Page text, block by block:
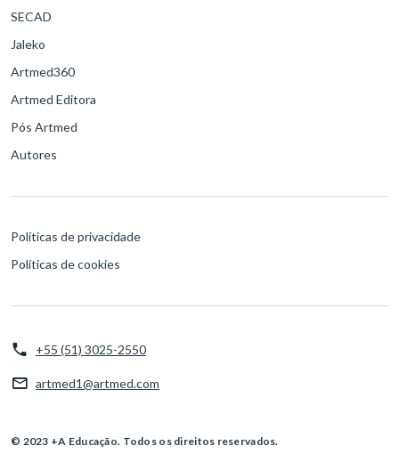
SECAD
Jaleko
Artmed360
Artmed Editora
Pós Artmed
Autores
Políticas de privacidade
Políticas de cookies
+55 (51) 3025-2550
artmed1@artmed.com
© 2023 +A Educação. Todos os direitos reservados.